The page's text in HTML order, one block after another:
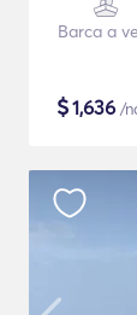
Barca a
$1,636 /